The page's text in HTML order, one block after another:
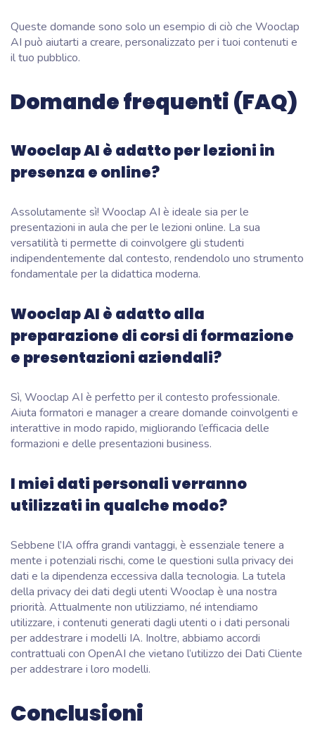
Queste domande sono solo un esempio di ciò che Wooclap
AI può aiutarti a creare, personalizzato per i tuoi contenuti e
il tuo pubblico.
Domande frequenti (FAQ)
Wooclap AI è adatto per lezioni in
presenza e online?
Assolutamente sì! Wooclap AI è ideale sia per le
presentazioni in aula che per le lezioni online. La sua
versatilità ti permette di coinvolgere gli studenti
indipendentemente dal contesto, rendendolo uno strumento
fondamentale per la didattica moderna.
Wooclap AI è adatto alla
preparazione di corsi di formazione
e presentazioni aziendali?
Sì, Wooclap AI è perfetto per il contesto professionale.
Aiuta formatori e manager a creare domande coinvolgenti e
interattive in modo rapido, migliorando l’efficacia delle
formazioni e delle presentazioni business.
I miei dati personali verranno
utilizzati in qualche modo?
Sebbene l’IA offra grandi vantaggi, è essenziale tenere a
mente i potenziali rischi, come le questioni sulla privacy dei
dati e la dipendenza eccessiva dalla tecnologia. La tutela
della privacy dei dati degli utenti Wooclap è una nostra
priorità. Attualmente non utilizziamo, né intendiamo
utilizzare, i contenuti generati dagli utenti o i dati personali
per addestrare i modelli IA. Inoltre, abbiamo accordi
contrattuali con OpenAI che vietano l’utilizzo dei Dati Cliente
per addestrare i loro modelli.
Conclusioni